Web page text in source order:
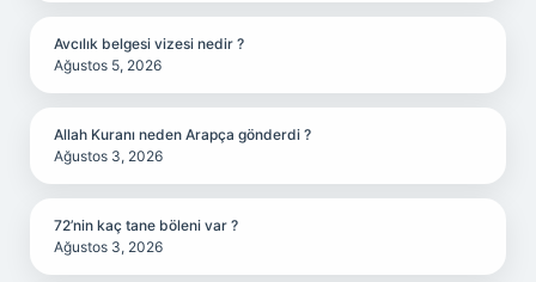
Avcılık belgesi vizesi nedir ?
Ağustos 5, 2026
Allah Kuranı neden Arapça gönderdi ?
Ağustos 3, 2026
72’nin kaç tane böleni var ?
Ağustos 3, 2026